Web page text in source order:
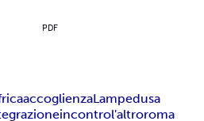
PDF
accoglienzaLampedusa
incontrol'altroroma